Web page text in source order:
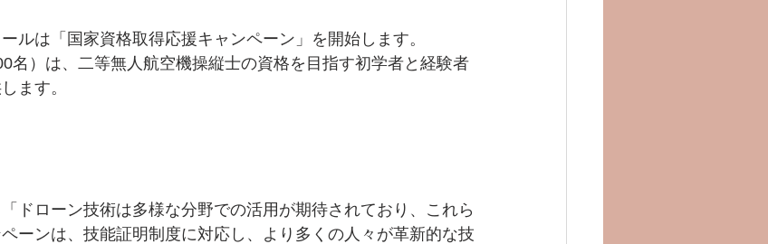
ルは「国家資格取得応援キャンペーン」を開始します。
名）は、二等無人航空機操縦士の資格を目指す初学者と経験者
ます。
ドローン技術は多様な分野での活用が期待されており、これら
ーンは、技能証明制度に対応し、より多くの人々が革新的な技